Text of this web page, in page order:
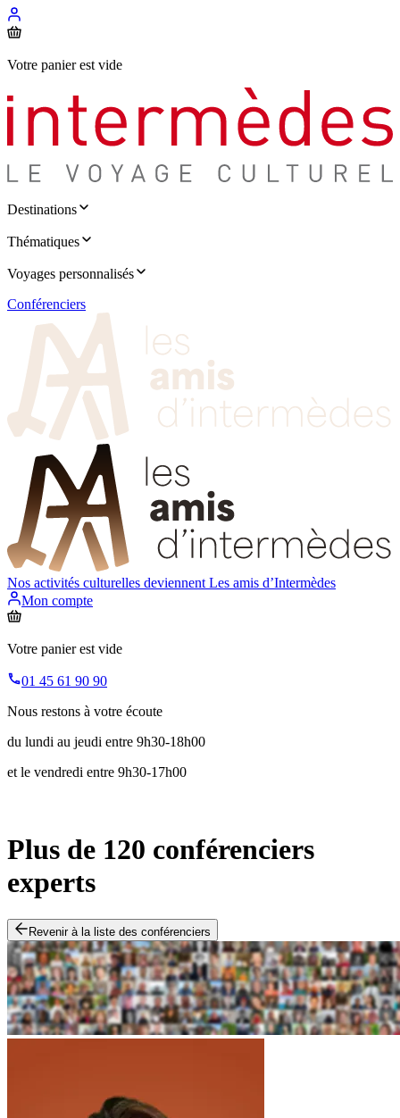
Votre panier est vide
Destinations
Thématiques
Voyages personnalisés
Conférenciers
Nos activités culturelles deviennent Les amis d’Intermèdes
Mon compte
Votre panier est vide
01 45 61 90 90
Nous restons à votre écoute
du lundi au jeudi entre 9h30-18h00
et le vendredi entre 9h30-17h00
Plus de 120 conférenciers
experts
Revenir à la liste des conférenciers